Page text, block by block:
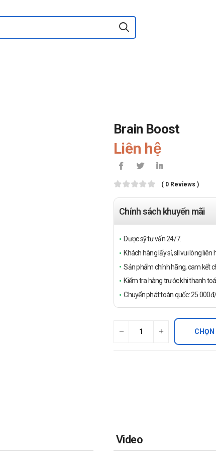
Brain Boost
Liên hệ
( 0 Reviews )
Chính sách khuyến mãi
Dược sỹ tư vấn 24/7.
Khách hàng lấy sỉ, sll vui lòng
Sản phẩm chính hãng, cam kết
Kiểm tra hàng trước khi thanh
Chuyển phát toàn quốc:
Video